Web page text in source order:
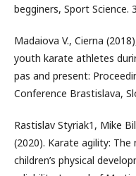
begginers, Sport Science.
Madaiova V., Cierna
youth karate athletes
pas and present:
Conference Brastislava,
Rastislav Styriak1, Mike
(2020). Karate agility:
children’s physical